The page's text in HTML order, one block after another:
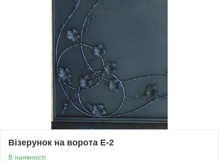
Візерунок на ворота Е-2
В наявності